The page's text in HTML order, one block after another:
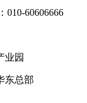
60606666
业园
东总部